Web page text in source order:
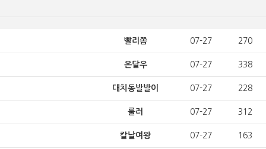
빨리쫌 07-27 270
온달우 07-27 338
대치동발발이 07-27 228
룰러 07-27 312
칼날여왕 07-27 163